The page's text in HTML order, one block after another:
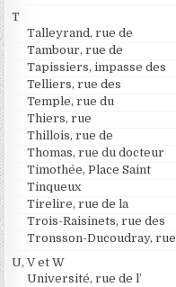
T
Talleyrand, rue de
Tambour, rue de
Tapissiers, impasse des
Telliers, rue des
Temple, rue du
Thiers, rue
Thillois, rue de
Thomas, rue du docteur
Timothée, Place Saint
Tinqueux
Tirelire, rue de la
Trois-Raisinets, rue des
Tronsson-Ducoudray, rue
U, V et W
Université, rue de l’